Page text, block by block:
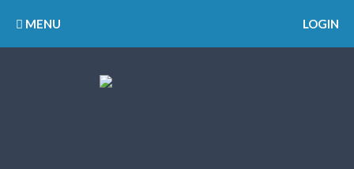
MENU LOGIN